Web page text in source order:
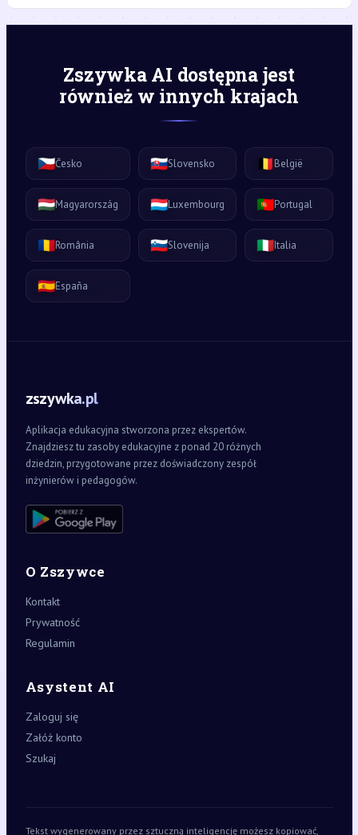
Zszywka AI dostępna jest
również w innych krajach
🇨🇿Česko 🇸🇰Slovensko 🇧🇪België
🇭🇺Magyarország 🇱🇺Luxembourg 🇵🇹Portugal
🇷🇴România 🇸🇮Slovenija 🇮🇹Italia
🇪🇸España
zszywka.pl
Aplikacja edukacyjna stworzona przez ekspertów.
Znajdziesz tu zasoby edukacyjne z ponad 20 różnych
dziedzin, przygotowane przez doświadczony zespół
inżynierów i pedagogów.
O Zszywce
Kontakt
Prywatność
Regulamin
Asystent AI
Zaloguj się
Załóż konto
Szukaj
Tekst wygenerowany przez sztuczną inteligencję możesz kopiować,